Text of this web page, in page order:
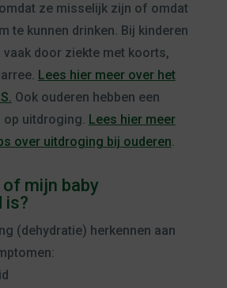
ze misselijk zijn of omdat
te kunnen drinken. Bij kinderen
door ziekte met koorts,
Lees hier meer over het
Ook ouderen hebben een
uitdroging. Lees hier meer
over uitdroging bij ouderen.
mijn baby
is?
(dehydratie) herkennen aan